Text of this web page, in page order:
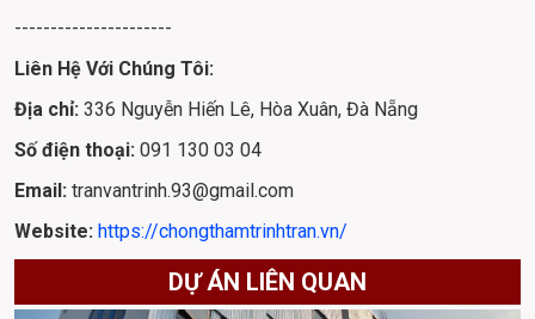
----------------------
Liên Hệ Với Chúng Tôi:
Địa chỉ: 336 Nguyễn Hiến Lê, Hòa Xuân, Đà Nẵng
Số điện thoại: 091 130 03 04
Email: tranvantrinh.93@gmail.com
Website: https://chongthamtrinhtran.vn/
DỰ ÁN LIÊN QUAN